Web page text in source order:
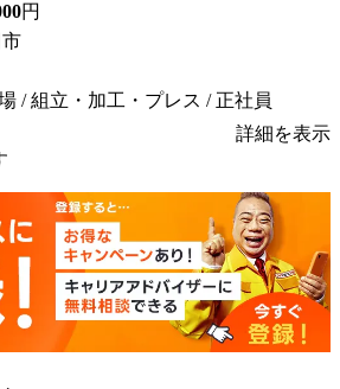
円
/ 組立・加工・プレス / 正社員
詳細を表示